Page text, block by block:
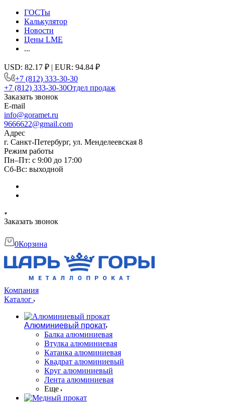
ГОСТы
Калькулятор
Новости
Цены LME
...
USD: 82.17 ₽ | EUR: 94.84 ₽
+7 (812) 333-30-30
+7 (812) 333-30-30Отдел продаж
Заказать звонок
E-mail
info@goramet.ru
9666622@gmail.com
Адрес
г. Санкт-Петербург, ул. Менделеевская 8
Режим работы
Пн–Пт: с 9:00 до 17:00
Сб-Вс: выходной
Заказать звонок
0Корзина
Компания
Каталог
Алюминиевый прокат
Балка алюминиевая
Втулка алюминиевая
Катанка алюминиевая
Квадрат алюминиевый
Круг алюминиевый
Лента алюминиевая
Еще